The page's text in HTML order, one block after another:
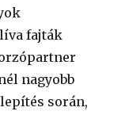
fajták
nagyobb
során,